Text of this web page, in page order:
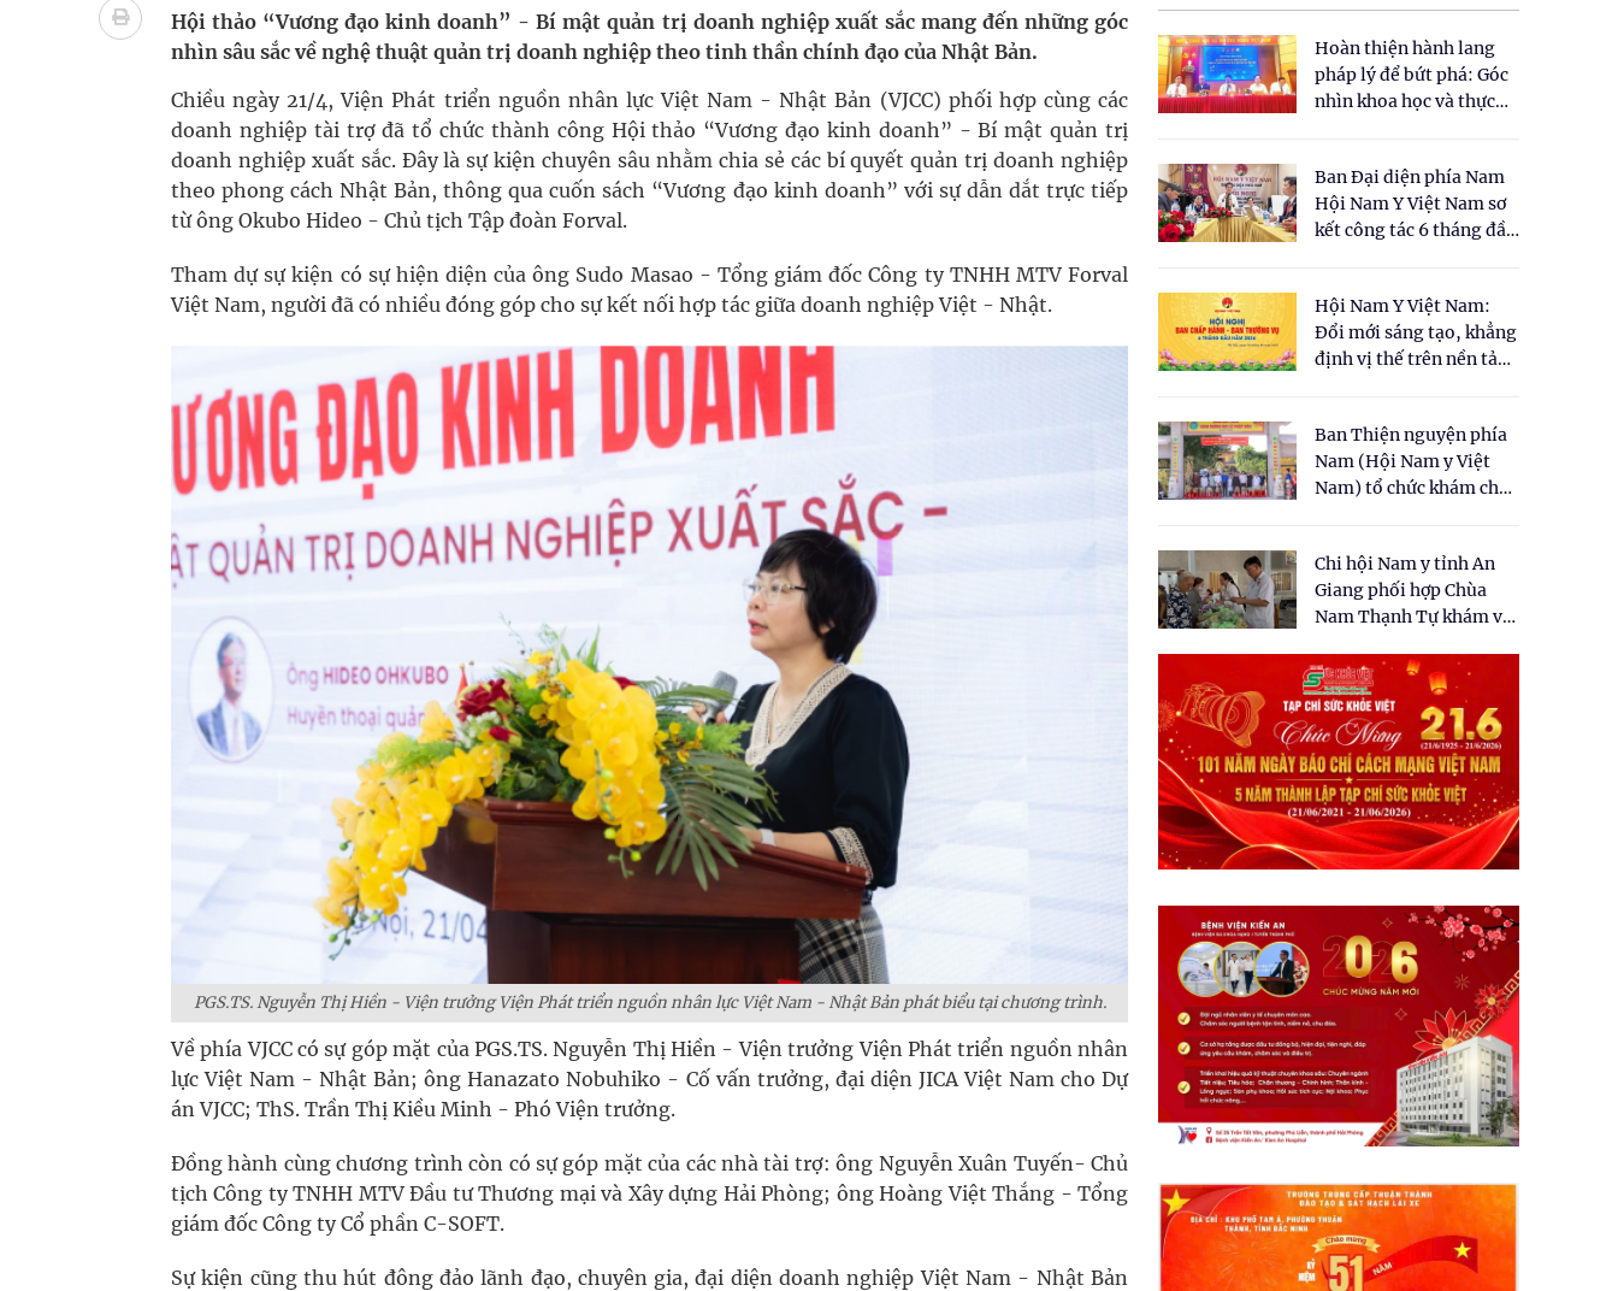
Vương Thành Công: Khi việc học bắt đầu từ trải nghiệm thực tế
Tầm soát sớm ung thư vú giúp cứu sống hàng nghìn phụ nữ mỗi năm
Giải pháp nâng cao thị lực thời hiện đại
Triển khai đồng bộ các giải pháp quản lý chất lượng thuốc
Hội thảo “Vương đạo kinh doanh” - Bí mật quản trị doanh nghiệp xuất sắc mang đến những góc
nhìn sâu sắc về nghệ thuật quản trị doanh nghiệp theo tinh thần chính đạo của Nhật Bản.
Chiều ngày 21/4, Viện Phát triển nguồn nhân lực Việt Nam - Nhật Bản (VJCC) phối hợp cùng các
doanh nghiệp tài trợ đã tổ chức thành công Hội thảo “Vương đạo kinh doanh” - Bí mật quản trị
doanh nghiệp xuất sắc. Đây là sự kiện chuyên sâu nhằm chia sẻ các bí quyết quản trị doanh nghiệp
theo phong cách Nhật Bản, thông qua cuốn sách “Vương đạo kinh doanh” với sự dẫn dắt trực tiếp
từ ông Okubo Hideo - Chủ tịch Tập đoàn Forval.
Tham dự sự kiện có sự hiện diện của ông Sudo Masao - Tổng giám đốc Công ty TNHH MTV Forval
Việt Nam, người đã có nhiều đóng góp cho sự kết nối hợp tác giữa doanh nghiệp Việt - Nhật.
PGS.TS. Nguyễn Thị Hiền - Viện trưởng Viện Phát triển nguồn nhân lực Việt Nam - Nhật Bản phát biểu tại chương trình.
Về phía VJCC có sự góp mặt của PGS.TS. Nguyễn Thị Hiền - Viện trưởng Viện Phát triển nguồn nhân
lực Việt Nam - Nhật Bản; ông Hanazato Nobuhiko - Cố vấn trưởng, đại diện JICA Việt Nam cho Dự
án VJCC; ThS. Trần Thị Kiều Minh - Phó Viện trưởng.
Đồng hành cùng chương trình còn có sự góp mặt của các nhà tài trợ: ông Nguyễn Xuân Tuyến- Chủ
tịch Công ty TNHH MTV Đầu tư Thương mại và Xây dựng Hải Phòng; ông Hoàng Việt Thắng - Tổng
giám đốc Công ty Cổ phần C-SOFT.
Sự kiện cũng thu hút đông đảo lãnh đạo, chuyên gia, đại diện doanh nghiệp Việt Nam - Nhật Bản
Hoàn thiện hành lang
pháp lý để bứt phá: Góc
nhìn khoa học và thực
cho Luật Y dược cổ
truyền Việt Nam"
Ban Đại diện phía Nam
Hội Nam Y Việt Nam sơ
kết công tác 6 tháng đầu
Hội Nam Y Việt Nam:
Đổi mới sáng tạo, khẳng
định vị thế trên nền tảng
Ban Thiện nguyện phía
Nam (Hội Nam y Việt
Nam) tổ chức khám chữa
dân tại xã Tân Tập
Chi hội Nam y tỉnh An
Giang phối hợp Chùa
Nam Thạnh Tự khám và
nhân dân